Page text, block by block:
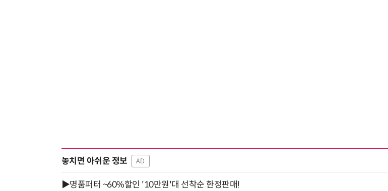
놓치면 아쉬운 정보 AD
▶명품퍼터 ~60%할인 '10만원'대 선착순 한정판매!